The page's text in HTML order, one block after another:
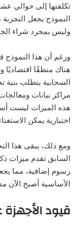
تكلفتها إلى حوالي
النموذج يجعل
وليس بمجرد شراء
ورغم أن هذا النموذج
هناك منطقًا اقتصاديًا
السحابية يتطلب
مراكز بيانات
هذه الميزات ليست
اختيارية يمكن
ومع ذلك، يبقى هذا
السابق تقدم ميزات
رسوم إضافية، مما
الأساسية أصبح الآن
قيود